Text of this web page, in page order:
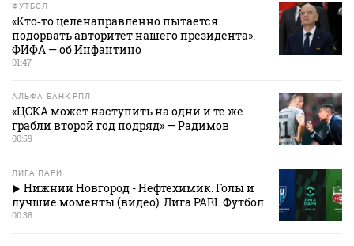
ФУТБОЛ
«Кто‑то целенаправленно пытается
подорвать авторитет нашего президента».
ФИФА — об Инфантино
01:47
АЛЬФА-БАНК РПЛ
«ЦСКА может наступить на одни и те же
грабли второй год подряд» — Радимов
00:59
ЛИГА ПАРИ
Нижний Новгород - Нефтехимик. Голы и
лучшие моменты (видео). Лига PARI. Футбол
00:38